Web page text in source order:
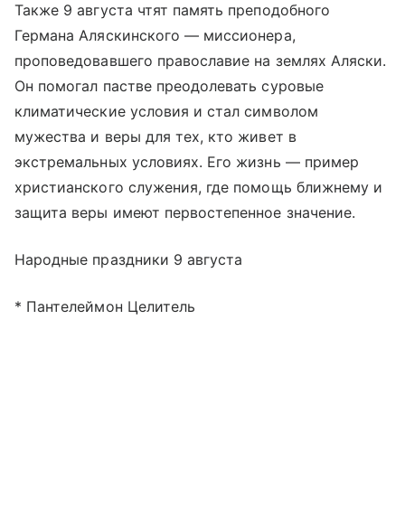
Также 9 августа чтят память преподобного
Германа Аляскинского — миссионера,
проповедовавшего православие на землях Аляски.
Он помогал пастве преодолевать суровые
климатические условия и стал символом
мужества и веры для тех, кто живет в
экстремальных условиях. Его жизнь — пример
христианского служения, где помощь ближнему и
защита веры имеют первостепенное значение.
Народные праздники 9 августа
* Пантелеймон Целитель